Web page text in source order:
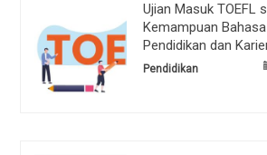
Ujian Masuk TOEFL
Kemampuan
Pendidikan dan
Pendidikan